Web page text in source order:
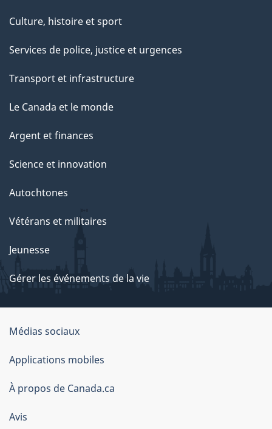
Culture, histoire et sport
Services de police, justice et urgences
Transport et infrastructure
Le Canada et le monde
Argent et finances
Science et innovation
Autochtones
Vétérans et militaires
Jeunesse
Gérer les événements de la vie
Organisation
du
gouvernement
du
Canada
Médias sociaux
Applications mobiles
À propos de Canada.ca
Avis